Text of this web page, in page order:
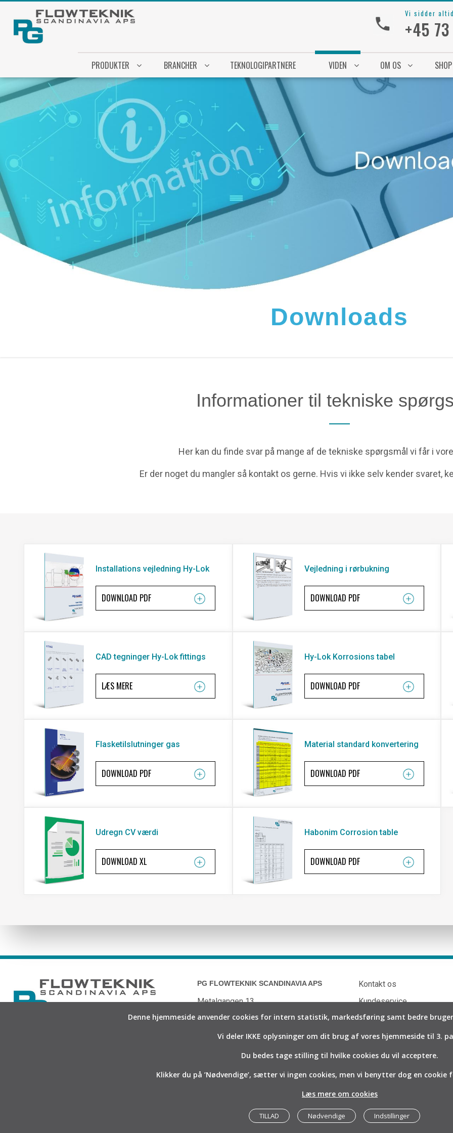
Vi sidder
+45
PRODUKTER BRANCHER TEKNOLOGIPARTNERE VIDEN OM OS SHOP
Downloads
Informationer til tekniske
Her kan du finde svar på mange af de tekniske spørgsmål vi får i
Er der noget du mangler så kontakt os gerne. Hvis vi ikke selv kender svaret,
Installations vejledning Hy-Lok
DOWNLOAD PDF
Vejledning i rørbukning
DOWNLOAD PDF
CAD tegninger Hy-Lok fittings
LÆS MERE
Hy-Lok Korrosions tabel
DOWNLOAD PDF
Flasketilslutninger gas
DOWNLOAD PDF
Material standard konvertering
DOWNLOAD PDF
Udregn CV værdi
DOWNLOAD XL
Habonim Corrosion table
DOWNLOAD PDF
PG FLOWTEKNIK SCANDINAVIA APS
Metalgangen 13
2690 Karlslunde
Danmark
CVR 3146 9090
Kontakt os
Kundeservice
Katalog
Blog
Vor historie
Job hos PG Flowteknik
Denne hjemmeside anvender cookies for intern statistik, markedsføring samt bedre
Vi deler IKKE oplysninger om dit brug af vores hjemmeside til 3.
Du bedes tage stilling til hvilke cookies du vil acceptere.
Klikker du på ’Nødvendige’, sætter vi ingen cookies, men vi benytter dog en
Læs mere om cookies
TILLAD Nødvendige Indstillinger